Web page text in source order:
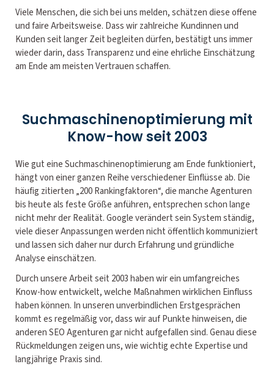
Viele Menschen, die sich bei uns melden, schätzen diese offene
und faire Arbeitsweise. Dass wir zahlreiche Kundinnen und
Kunden seit langer Zeit begleiten dürfen, bestätigt uns immer
wieder darin, dass Transparenz und eine ehrliche Einschätzung
am Ende am meisten Vertrauen schaffen.
Suchmaschinenoptimierung mit
Know-how seit 2003
Wie gut eine Suchmaschinenoptimierung am Ende funktioniert,
hängt von einer ganzen Reihe verschiedener Einflüsse ab. Die
häufig zitierten „200 Rankingfaktoren“, die manche Agenturen
bis heute als feste Größe anführen, entsprechen schon lange
nicht mehr der Realität. Google verändert sein System ständig,
viele dieser Anpassungen werden nicht öffentlich kommuniziert
und lassen sich daher nur durch Erfahrung und gründliche
Analyse einschätzen.
Durch unsere Arbeit seit 2003 haben wir ein umfangreiches
Know-how entwickelt, welche Maßnahmen wirklichen Einfluss
haben können. In unseren unverbindlichen Erstgesprächen
kommt es regelmäßig vor, dass wir auf Punkte hinweisen, die
anderen SEO Agenturen gar nicht aufgefallen sind. Genau diese
Rückmeldungen zeigen uns, wie wichtig echte Expertise und
langjährige Praxis sind.